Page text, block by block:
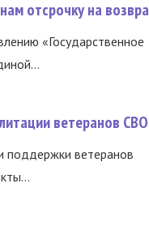
отсрочку на возвра
«Государственное
ветеранов СВО
поддержки ветеранов